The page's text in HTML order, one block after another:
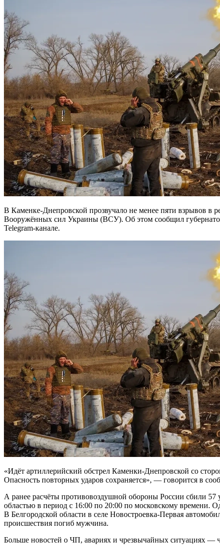
В Каменке-Днепровской прозвучало не менее пяти взрывов в результате артиллерийского обстрела со стороны
Вооружённых сил Украины (ВСУ). Об этом сообщил
Telegram-канале.
«Идёт артиллерийский обстрел Каменки-Днепровской со
Опасность повторных ударов сохраняется», — говорится в
А ранее расчёты противовоздушной обороны России сбили 57
областью в период с 16:00 по 20:00 по московскому времени.
В Белгородской области в селе Новостроевка-Первая
происшествия погиб мужчина.
Больше новостей о ЧП, авариях и чрезвычайных ситуациях —